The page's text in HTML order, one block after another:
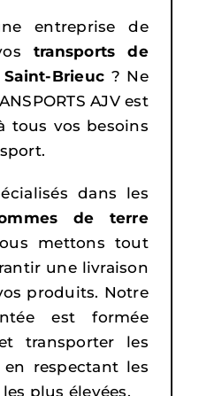
entreprise de
transports de
Brieuc ? Ne
AJV est
tous vos besoins
dans les
de terre
mettons tout
une livraison
produits. Notre
est formée
transporter les
respectant les
plus élevées.